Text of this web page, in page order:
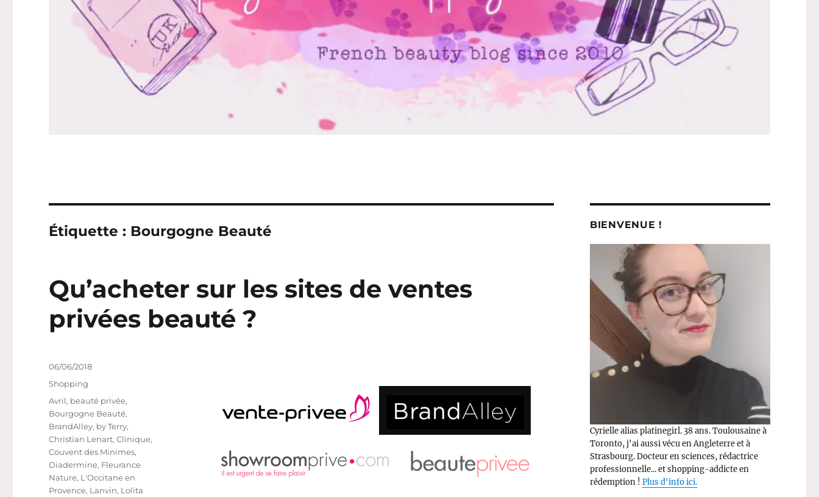
Étiquette : Bourgogne Beauté
Qu’acheter sur les sites de ventes
privées beauté ?
Publié
le
06/06/2018
Catégories
Shopping
Étiquettes
Avril, beauté privée,
Bourgogne Beauté,
BrandAlley, by Terry,
Christian Lenart,Clinique,
Couvent des Minimes,
Diadermine, Fleurance
Nature, L'Occitane en
Provence, Lanvin, Lolita
BIENVENUE !
Cyrielle alias platinegirl. 38 ans. Toulousaine à
Toronto, j'ai aussi vécu en Angleterre et à
Strasbourg. Docteur en sciences, rédactrice
professionnelle... et shopping-addicte en
rédemption ! Plus d'info ici.